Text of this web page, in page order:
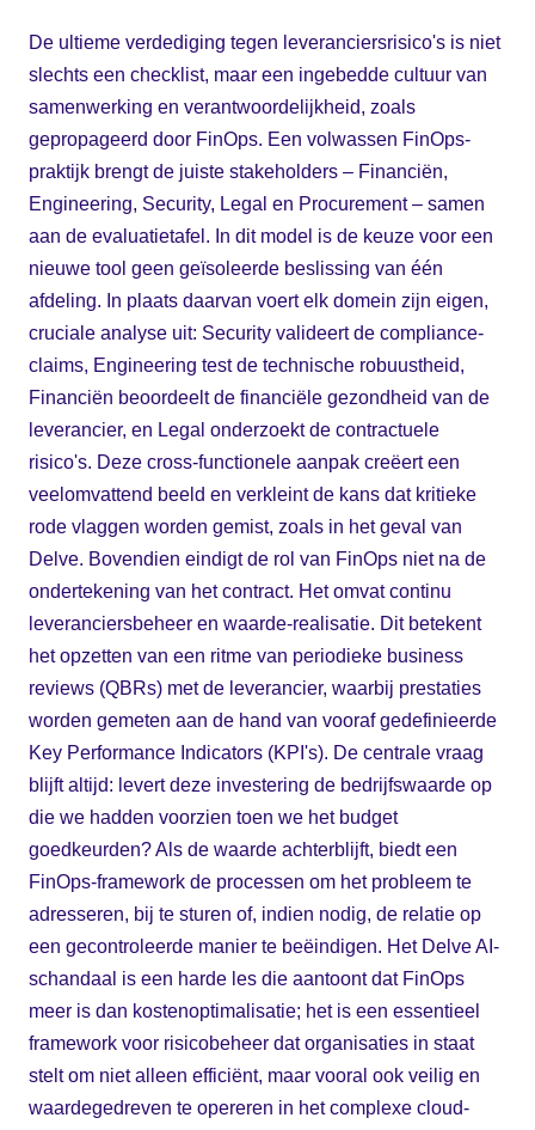
De ultieme verdediging tegen leveranciersrisico's is niet
slechts een checklist, maar een ingebedde cultuur van
samenwerking en verantwoordelijkheid, zoals
gepropageerd door FinOps. Een volwassen FinOps-
praktijk brengt de juiste stakeholders – Financiën,
Engineering, Security, Legal en Procurement – samen
aan de evaluatietafel. In dit model is de keuze voor een
nieuwe tool geen geïsoleerde beslissing van één
afdeling. In plaats daarvan voert elk domein zijn eigen,
cruciale analyse uit: Security valideert de compliance-
claims, Engineering test de technische robuustheid,
Financiën beoordeelt de financiële gezondheid van de
leverancier, en Legal onderzoekt de contractuele
risico's. Deze cross-functionele aanpak creëert een
veelomvattend beeld en verkleint de kans dat kritieke
rode vlaggen worden gemist, zoals in het geval van
Delve. Bovendien eindigt de rol van FinOps niet na de
ondertekening van het contract. Het omvat continu
leveranciersbeheer en waarde-realisatie. Dit betekent
het opzetten van een ritme van periodieke business
reviews (QBRs) met de leverancier, waarbij prestaties
worden gemeten aan de hand van vooraf gedefinieerde
Key Performance Indicators (KPI's). De centrale vraag
blijft altijd: levert deze investering de bedrijfswaarde op
die we hadden voorzien toen we het budget
goedkeurden? Als de waarde achterblijft, biedt een
FinOps-framework de processen om het probleem te
adresseren, bij te sturen of, indien nodig, de relatie op
een gecontroleerde manier te beëindigen. Het Delve AI-
schandaal is een harde les die aantoont dat FinOps
meer is dan kostenoptimalisatie; het is een essentieel
framework voor risicobeheer dat organisaties in staat
stelt om niet alleen efficiënt, maar vooral ook veilig en
waardegedreven te opereren in het complexe cloud-